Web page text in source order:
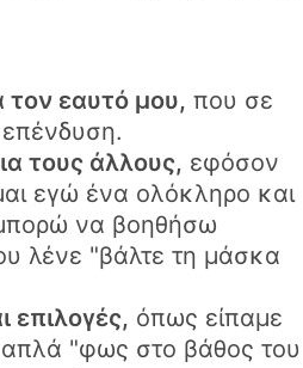
τον εαυτό μου, που σε
τους άλλους, εφόσον
εγώ ένα ολόκληρο και
να βοηθήσω
λένε "βάλτε τη μάσκα
επιλογές, όπως είπαμε
απλά "φως στο βάθος του